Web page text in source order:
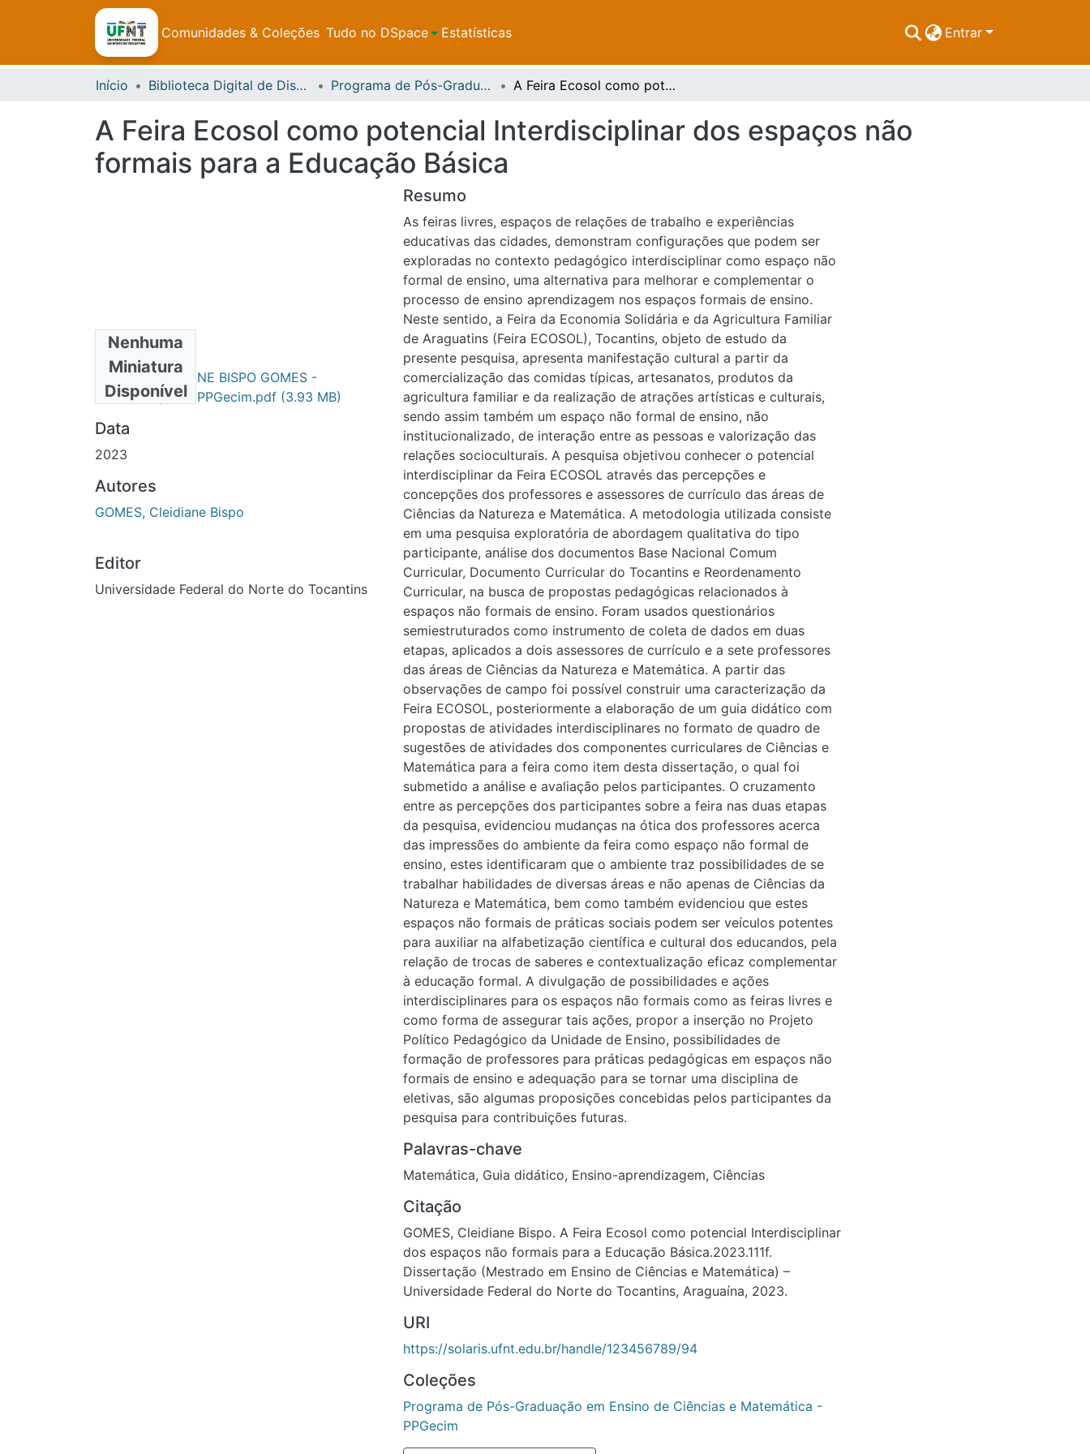
Comunidades & Coleções Tudo no DSpace Estatísticas Entrar
Início Biblioteca Digital de Dissertações e Teses da UFNT Programa de Pós-Graduação em Ensino de Ciências e Matemática - PPGecim A Feira Ecosol como potencial Interdisciplinar dos espaços não formais para a Educação Básica
A Feira Ecosol como potencial Interdisciplinar dos espaços não
formais para a Educação Básica
Nenhuma
Miniatura
Disponível
Arquivos
CLEIDIANE BISPO GOMES -
DISSERTAÇÃO - PPGecim.pdf (3.93 MB)
Data
2023
Autores
GOMES, Cleidiane Bispo
Editor
Universidade Federal do Norte do Tocantins
Resumo
As feiras livres, espaços de relações de trabalho e experiências
educativas das cidades, demonstram configurações que podem ser
exploradas no contexto pedagógico interdisciplinar como espaço não
formal de ensino, uma alternativa para melhorar e complementar o
processo de ensino aprendizagem nos espaços formais de ensino.
Neste sentido, a Feira da Economia Solidária e da Agricultura Familiar
de Araguatins (Feira ECOSOL), Tocantins, objeto de estudo da
presente pesquisa, apresenta manifestação cultural a partir da
comercialização das comidas típicas, artesanatos, produtos da
agricultura familiar e da realização de atrações artísticas e culturais,
sendo assim também um espaço não formal de ensino, não
institucionalizado, de interação entre as pessoas e valorização das
relações socioculturais. A pesquisa objetivou conhecer o potencial
interdisciplinar da Feira ECOSOL através das percepções e
concepções dos professores e assessores de currículo das áreas de
Ciências da Natureza e Matemática. A metodologia utilizada consiste
em uma pesquisa exploratória de abordagem qualitativa do tipo
participante, análise dos documentos Base Nacional Comum
Curricular, Documento Curricular do Tocantins e Reordenamento
Curricular, na busca de propostas pedagógicas relacionados à
espaços não formais de ensino. Foram usados questionários
semiestruturados como instrumento de coleta de dados em duas
etapas, aplicados a dois assessores de currículo e a sete professores
das áreas de Ciências da Natureza e Matemática. A partir das
observações de campo foi possível construir uma caracterização da
Feira ECOSOL, posteriormente a elaboração de um guia didático com
propostas de atividades interdisciplinares no formato de quadro de
sugestões de atividades dos componentes curriculares de Ciências e
Matemática para a feira como item desta dissertação, o qual foi
submetido a análise e avaliação pelos participantes. O cruzamento
entre as percepções dos participantes sobre a feira nas duas etapas
da pesquisa, evidenciou mudanças na ótica dos professores acerca
das impressões do ambiente da feira como espaço não formal de
ensino, estes identificaram que o ambiente traz possibilidades de se
trabalhar habilidades de diversas áreas e não apenas de Ciências da
Natureza e Matemática, bem como também evidenciou que estes
espaços não formais de práticas sociais podem ser veículos potentes
para auxiliar na alfabetização científica e cultural dos educandos, pela
relação de trocas de saberes e contextualização eficaz complementar
à educação formal. A divulgação de possibilidades e ações
interdisciplinares para os espaços não formais como as feiras livres e
como forma de assegurar tais ações, propor a inserção no Projeto
Político Pedagógico da Unidade de Ensino, possibilidades de
formação de professores para práticas pedagógicas em espaços não
formais de ensino e adequação para se tornar uma disciplina de
eletivas, são algumas proposições concebidas pelos participantes da
pesquisa para contribuições futuras.
Palavras-chave
Matemática, Guia didático, Ensino-aprendizagem, Ciências
Citação
GOMES, Cleidiane Bispo. A Feira Ecosol como potencial Interdisciplinar
dos espaços não formais para a Educação Básica.2023.111f.
Dissertação (Mestrado em Ensino de Ciências e Matemática) –
Universidade Federal do Norte do Tocantins, Araguaína, 2023.
URI
https://solaris.ufnt.edu.br/handle/123456789/94
Coleções
Programa de Pós-Graduação em Ensino de Ciências e Matemática -
PPGecim